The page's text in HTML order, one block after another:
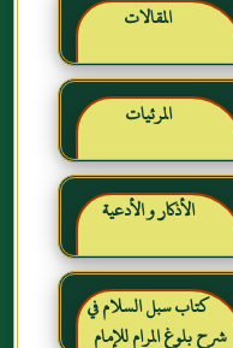
المقالات
المرئيات
الأذكار و الأدعية
كتاب سبل السلام في
شرح بلوغ المرام للإمام